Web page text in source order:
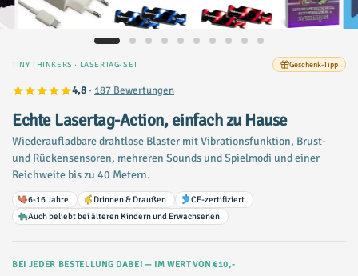
TINY THINKERS · LASERTAG-SET Geschenk-Tipp
4,8 · 187 Bewertungen
Echte Lasertag-Action, einfach zu Hause
Wiederaufladbare drahtlose Blaster mit Vibrationsfunktion, Brust-
und Rückensensoren, mehreren Sounds und Spielmodi und einer
Reichweite bis zu 40 Metern.
6-16 Jahre Drinnen & Draußen
CE-zertifiziert
Auch beliebt bei älteren Kindern und Erwachsenen
BEI JEDER BESTELLUNG DABEI — IM WERT VON €10,-